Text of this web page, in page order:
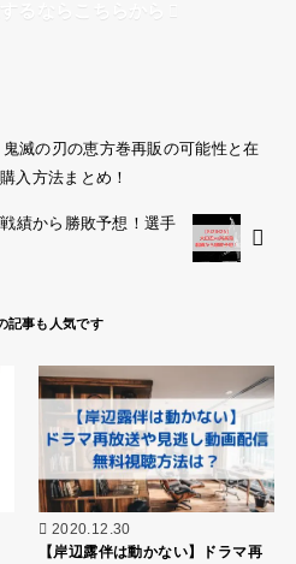
るならこちらから
鬼滅の刃の恵方巻再販の可能性と在
入方法まとめ！
績から勝敗予想！選手
2020.12.30
【岸辺露伴は動かない】ドラマ再